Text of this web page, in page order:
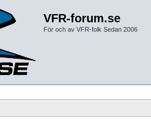
VFR-forum.se
För och av VFR-folk Sedan 2006